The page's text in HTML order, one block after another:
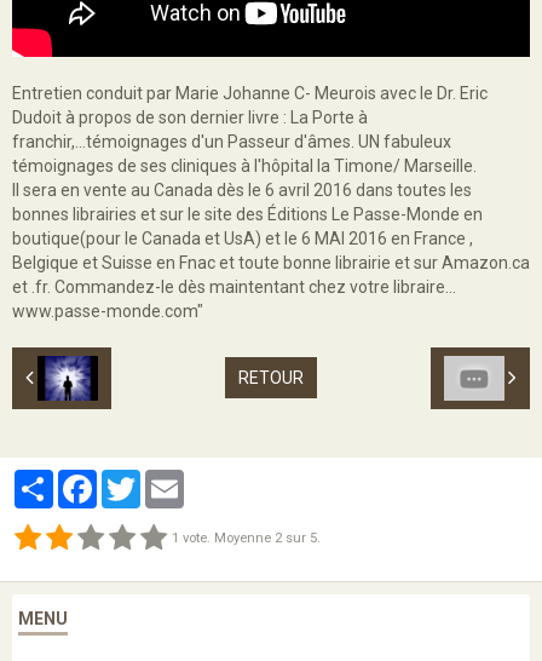
Entretien conduit par Marie Johanne C- Meurois avec le Dr. Eric
Dudoit à propos de son dernier livre : La Porte à
franchir,...témoignages d'un Passeur d'âmes. UN fabuleux
témoignages de ses cliniques à l'hôpital la Timone/ Marseille.
Il sera en vente au Canada dès le 6 avril 2016 dans toutes les
bonnes librairies et sur le site des Éditions Le Passe-Monde en
boutique(pour le Canada et UsA) et le 6 MAI 2016 en France ,
Belgique et Suisse en Fnac et toute bonne librairie et sur Amazon.ca
et .fr. Commandez-le dès maintentant chez votre libraire...
www.passe-monde.com"
RETOUR
PartagerFacebook
Twitter
1 vote. Moyenne 2sur 5.
MENU